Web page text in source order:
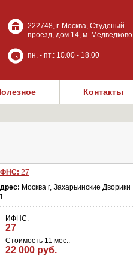
222748, г. Москва, Студеный
проезд, дом 14, м. Медведково
пн. - пт.: 10.00 - 18.00
Контакты
27
Москва г, Захарьинские Дворики
ИФНС:
27
Стоимость 11 мес.:
22 000 руб.